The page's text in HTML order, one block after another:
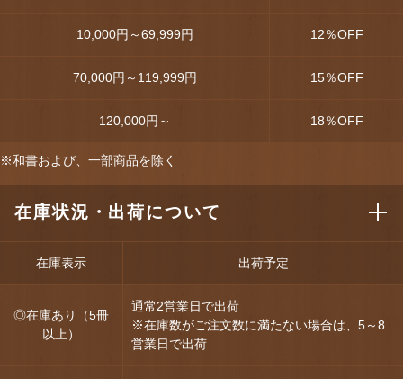
10,000円～69,999円 12％OFF
70,000円～119,999円 15％OFF
120,000円～ 18％OFF
※和書および、一部商品を除く
在庫状況・出荷について
在庫表示 出荷予定
◎在庫あり（5冊
以上）
通常2営業日で出荷
※在庫数がご注文数に満たない場合は、5～8
営業日で出荷